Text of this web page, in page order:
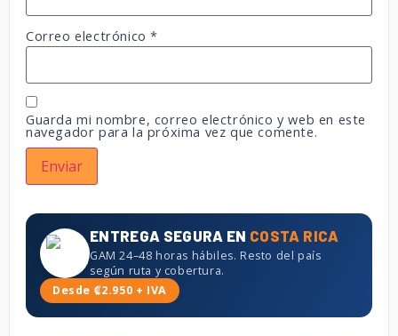
Correo electrónico*
Guarda mi nombre, correo electrónico y web en este
navegador para la próxima vez que comente.
ENTREGA SEGURA EN COSTA RICA
GAM 24–48 horas hábiles. Resto del país
según ruta y cobertura.
Desde ₡2.950 + IVA